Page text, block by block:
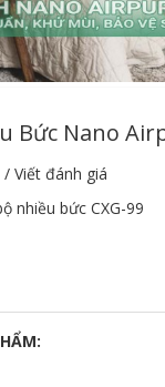
Bức Nano
/ Viết đánh giá
nhiều bức CXG-99